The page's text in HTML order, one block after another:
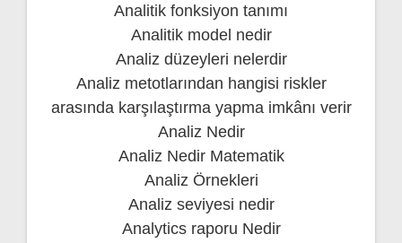
Analitik fonksiyon tanımı
Analitik model nedir
Analiz düzeyleri nelerdir
Analiz metotlarından hangisi riskler
arasında karşılaştırma yapma imkânı verir
Analiz Nedir
Analiz Nedir Matematik
Analiz Örnekleri
Analiz seviyesi nedir
Analytics raporu Nedir